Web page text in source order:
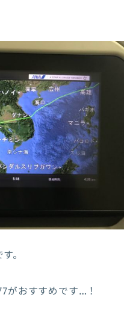
。
がおすすめです…！